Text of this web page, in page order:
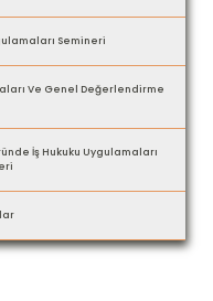
Semineri
Ve Genel Değerlendirme
İş Hukuku Uygulamaları